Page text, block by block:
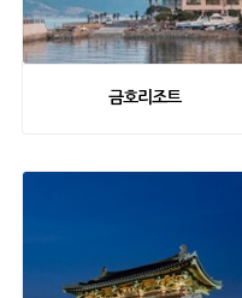
금호리조트